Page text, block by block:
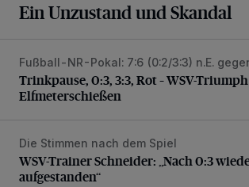
Ein Unzustand und Skandal
Trinkpause, 0:3, 3:3, Rot – WSV-
Fußball-NR-Pokal: 7:6 (0:2/3:3) n.E.
Trinkpause, 0:3, 3:3, Rot – WSV-
Elfmeterschießen
WSV-Trainer Schneider: „Nach 0:3
Die Stimmen nach dem Spiel
WSV-Trainer Schneider: „Nach 0:3
aufgestanden“